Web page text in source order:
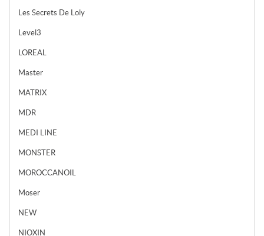
Les Secrets De Loly
Level3
LOREAL
Master
MATRIX
MDR
MEDI LINE
MONSTER
MOROCCANOIL
Moser
NEW
NIOXIN